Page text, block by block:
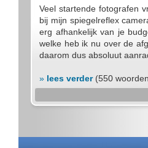
Veel startende fotografen
bij mijn spiegelreflex
erg afhankelijk van je
welke heb ik nu over de
daarom dus absoluut
» lees verder(550